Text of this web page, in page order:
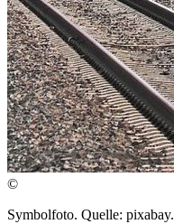
©
Symbolfoto. Quelle: pixabay.